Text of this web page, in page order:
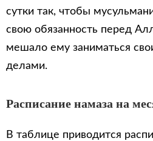
сутки так, чтобы
свою обязанность перед
мешало ему заниматься
делами.
Расписание намаза на
В таблице приводится